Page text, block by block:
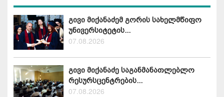
გივი მიქანაძემ გორის სახელმწიფო
უნივერსიტეტის...
07.08.2026
გივი მიქანაძე საგანმანათლებლო
რესურსცენტრების...
07.08.2026